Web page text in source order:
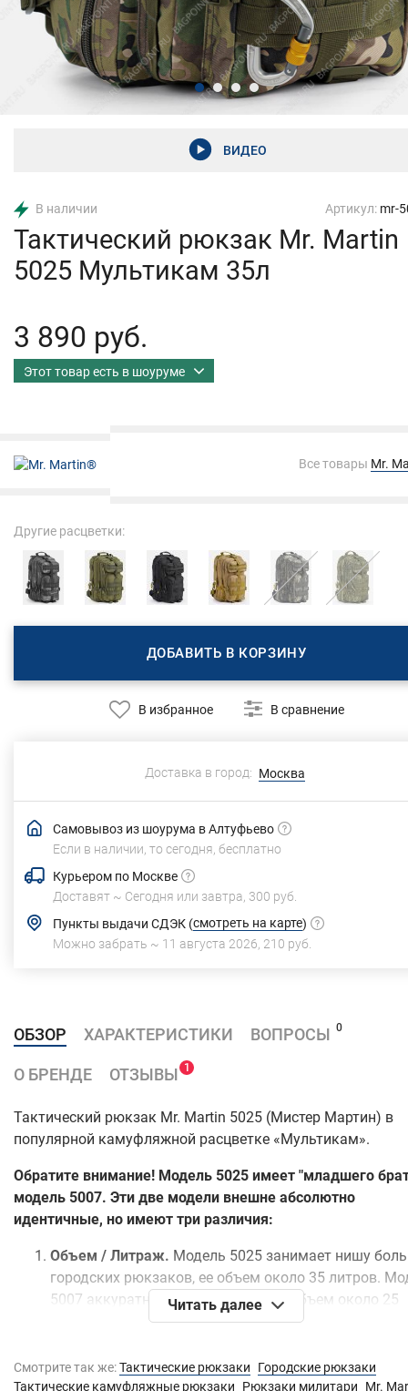
ВИДЕО
В наличии Артикул: mr-
Тактический рюкзак Mr. Martin
5025 Мультикам 35л
3 890 руб.
Этот товар есть в шоуруме
Все товары Mr.
Другие расцветки:
ДОБАВИТЬ В КОРЗИНУ
В избранное В сравнение
Доставка в город: Москва
Самовывоз из шоурума в Алтуфьево
Если в наличии, то сегодня, бесплатно
Курьером по Москве
Доставят ~ Сегодня или завтра, 300 руб.
Пункты выдачи СДЭК (смотреть на карте)
Можно забрать ~ 11 августа 2026 210 руб.
ОБЗОР ХАРАКТЕРИСТИКИ ВОПРОСЫ 0
О БРЕНДЕ ОТЗЫВЫ 1
Тактический рюкзак Mr. Martin 5025 (Мистер Мартин) в
популярной камуфляжной расцветке «Мультикам».
Обратите внимание! Модель 5025 имеет "младшего
модель 5007. Эти две модели внешне абсолютно
идентичные, но имеют три различия:
Объем / Литраж. Модель 5025 занимает нишу
городских рюкзаков, ее объем около 35 литров.
5007 аккуратная и компактная, ее объем около 25
литров. Если выражаться на языке военных, то
модель 5007 относится к классу "штурмовых/
однодневных" рюкзаков.
Читать далее
Смотрите так же:Тактические рюкзаки
Городские рюкзаки
Тактические камуфляжные рюкзаки
Рюкзаки милитари Mr.